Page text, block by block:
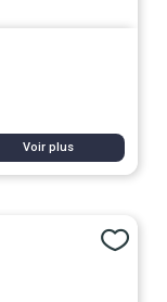
Voir plus